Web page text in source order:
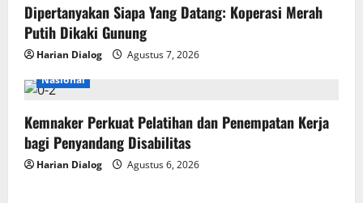
Dipertanyakan Siapa Yang Datang: Koperasi Merah
Putih Dikaki Gunung
Harian Dialog
Agustus 7, 2026
Nasional
Kemnaker Perkuat Pelatihan dan Penempatan Kerja
bagi Penyandang Disabilitas
Harian Dialog Agustus 6, 2026